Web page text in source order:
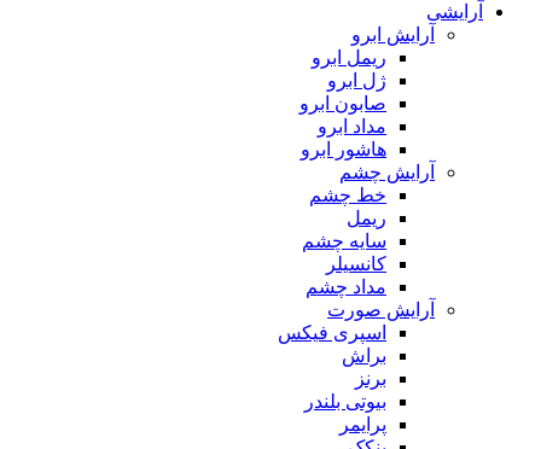
آرایشی
آرایش ابرو
ریمل ابرو
ژل ابرو
صابون ابرو
مداد ابرو
هاشور ابرو
آرایش چشم
خط چشم
ریمل
سایه چشم
کانسیلر
مداد چشم
آرایش صورت
اسپری فیکس
براش
برنز
بیوتی بلندر
پرایمر